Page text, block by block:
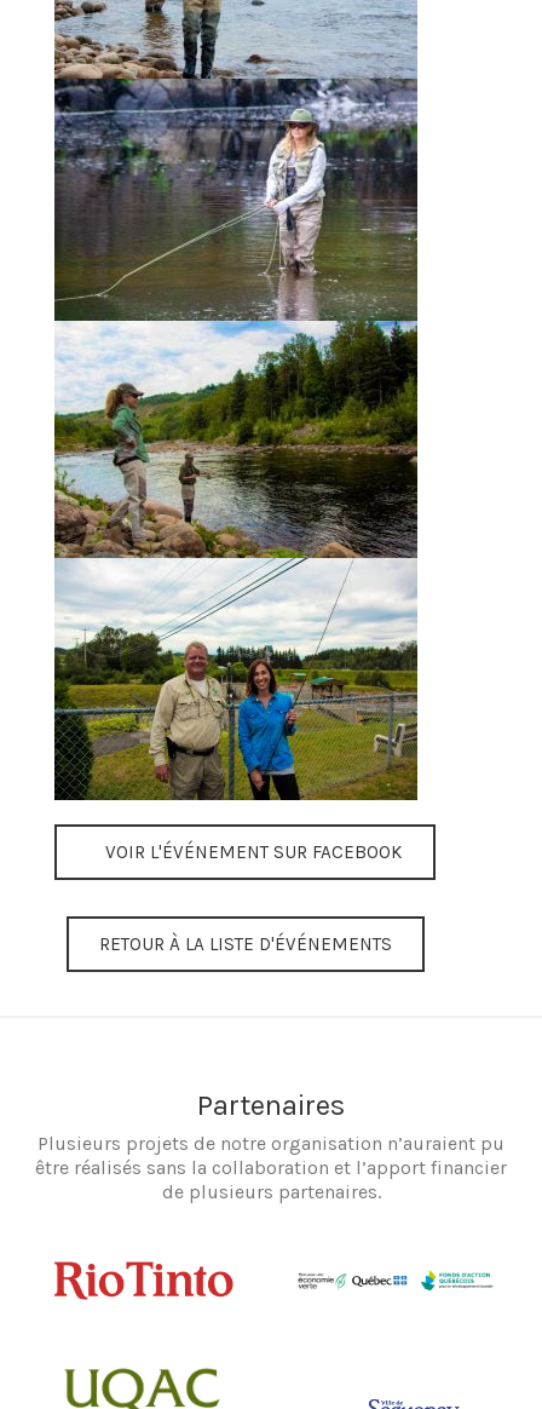
VOIR L'ÉVÉNEMENT SUR FACEBOOK
RETOUR À LA LISTE D'ÉVÉNEMENTS
Partenaires
Plusieurs projets de notre organisation n’auraient pu
être réalisés sans la collaboration et l’apport financier
de plusieurs partenaires.